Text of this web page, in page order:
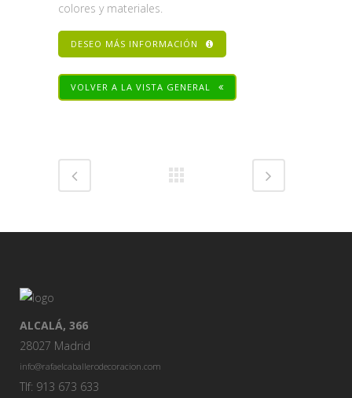
colores y materiales.
DESEO MÁS INFORMACIÓN
VOLVER A LA VISTA GENERAL
ALCALÁ, 366
28027 Madrid
info@rafaelcaballerodecoracion.com
Tlf: 913 673 633